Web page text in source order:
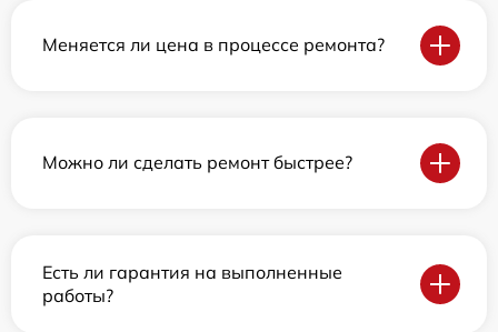
Меняется ли цена в процессе ремонта?
Можно ли сделать ремонт быстрее?
Есть ли гарантия на выполненные
работы?